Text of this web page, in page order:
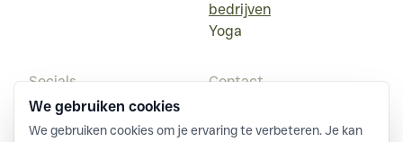
We gebruiken cookies
We gebruiken cookies om je ervaring te verbeteren. Je kan
bedrijven
Yoga
Socials
Instagram
LinkedIn
Contact
serafine@zinder.info